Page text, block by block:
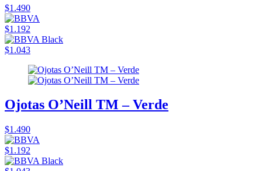
$1.490
$1.192
$1.043
Ojotas O’Neill TM – Verde
$1.490
$1.192